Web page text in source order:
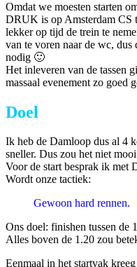
Omdat we moesten starten
DRUK is op Amsterdam CS
lekker op tijd de trein te
van te voren naar de wc,
nodig 🙂
Het inleveren van de tassen
massaal evenement zo goed
Doel
Ik heb de Damloop dus al 4
sneller. Dus zou het niet
Voor de start besprak ik met
Wordt onze tactiek:
Gewoon hard rennen.
Ons doel: finishen tussen de
Alles boven de 1.20 zou
Eenmaal in het startvak